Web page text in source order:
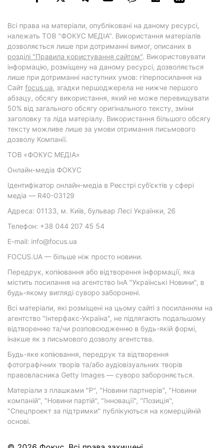
Всі права на матеріали, опубліковані на даному ресурсі,
належать ТОВ "ФОКУС МЕДІА". Використання матеріалів
дозволяється лише при дотриманні вимог, описаних в
розділі "Правила користування сайтом". Використовувати
інформацію, розміщену на даному ресурсі, дозволяється
лише при дотриманні наступних умов: гіперпосилання на
Cайт focus.ua, згадки першоджерела не нижче першого
абзацу, обсягу використання, який не може перевищувати
50% від загального обсягу оригінального тексту, зміни
заголовку та ліда матеріалу. Використання більшого обсягу
тексту можливе лише за умови отримання письмового
дозволу Компанії.
ТОВ «ФОКУС МЕДІА»
Онлайн-медіа ФОКУС
Ідентифікатор онлайн-медіа в Реєстрі суб’єктів у сфері
медіа — R40-03129
Адреса: 01133, м. Київ, бульвар Лесі Українки, 26
Телефон: +38 044 207 45 54
E-mail: info@focus.ua
FOCUS.UA — більше ніж просто новини.
Передрук, копіювання або відтворення інформації, яка
містить посилання на агентство ІнА "Українські Новини", в
будь-якому вигляді суворо заборонені.
Всі матеріали, які розміщені на цьому сайті з посиланням на
агентство "Інтерфакс-Україна", не підлягають подальшому
відтворенню та/чи розповсюдженню в будь-якій формі,
інакше як з письмового дозволу агентства.
Будь-яке копіювання, передрук та відтворення
фотографічних творів та/або аудіовізуальних творів
правовласника Getty Images — суворо забороняється.
Матеріали з плашками "Р", "Новини партнерів", "Новини
компаній", "Новини партій", "Інновації", "Позиція",
"Спецпроект за підтримки" публікуються на комерційній
основі.